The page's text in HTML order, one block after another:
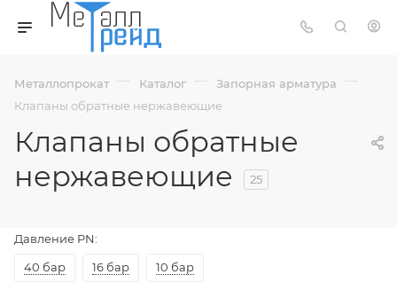
Металлопрокат — Каталог — Запорная арматура —
Клапаны обратные нержавеющие
Клапаны обратные
нержавеющие
25
Давление PN:
40 бар
16 бар 10 бар